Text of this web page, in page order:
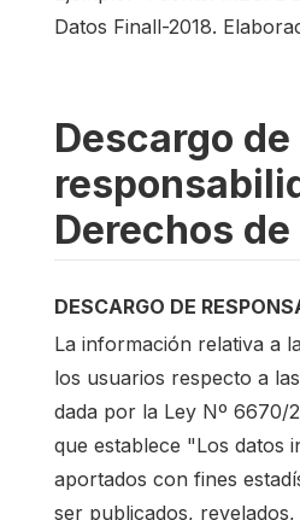
Datos Finall-2018.
Descargo de
Derechos
DESCARGO DE
La información relativa a
los usuarios respecto a
dada por la Ley Nº 6670/
que establece "Los datos
aportados con fines
ser publicados, revelados,